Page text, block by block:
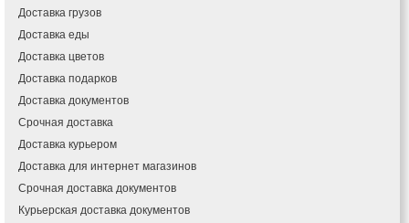
Доставка грузов
Доставка еды
Доставка цветов
Доставка подарков
Доставка документов
Срочная доставка
Доставка курьером
Доставка для интернет магазинов
Срочная доставка документов
Курьерская доставка документов